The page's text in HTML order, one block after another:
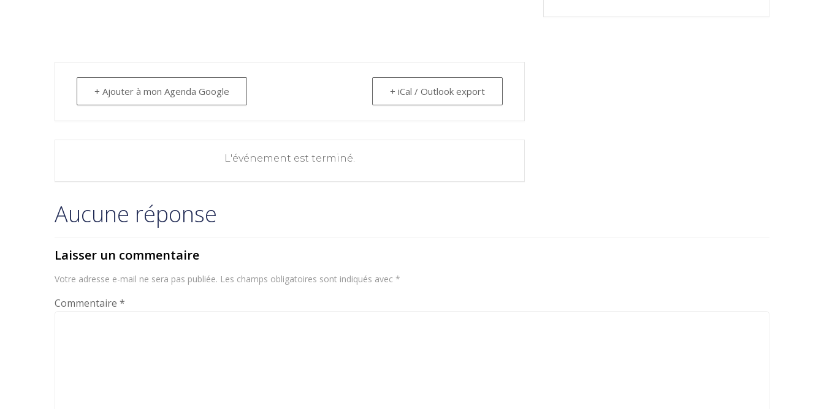
+ Ajouter à mon Agenda Google + iCal / Outlook export
L'événement est terminé.
Aucune réponse
Laisser un commentaire
Votre adresse e-mail ne sera pas publiée. Les champs obligatoires sont indiqués avec *
Commentaire *